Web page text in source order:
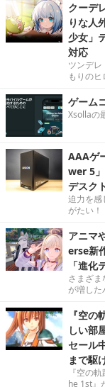
クーデ
りな人
少女」
対応
ツンデ
もりのヒ
ゲーム
Xsollaの
AAAゲ
wer 5
デスク
迫力を感
がたい！
アニマ
erse新
「進化
さまざ
が増した
『空
しい部
セール
まで駆
『空の
he 1st』